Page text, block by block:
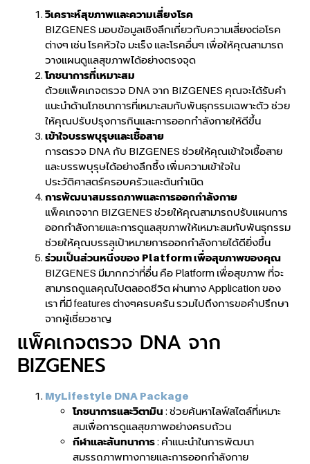
วิเคราะห์สุขภาพและความเสี่ยงโรค
BIZGENES มอบข้อมูลเชิงลึกเกี่ยวกับความเสี่ยงต่อโรค
ต่างๆ เช่น โรคหัวใจ มะเร็ง และโรคอื่นๆ เพื่อให้คุณสามารถ
วางแผนดูแลสุขภาพได้อย่างตรงจุด
โภชนาการที่เหมาะสม
ด้วยแพ็คเกจตรวจ DNA จาก BIZGENES คุณจะได้รับคำ
แนะนำด้านโภชนาการที่เหมาะสมกับพันธุกรรมเฉพาะตัว ช่วย
ให้คุณปรับปรุงการกินและการออกกำลังกายให้ดีขึ้น
เข้าใจบรรพบุรุษและเชื้อสาย
การตรวจ DNA กับ BIZGENES ช่วยให้คุณเข้าใจเชื้อสาย
และบรรพบุรุษได้อย่างลึกซึ้ง เพิ่มความเข้าใจใน
ประวัติศาสตร์ครอบครัวและต้นกำเนิด
การพัฒนาสมรรถภาพและการออกกำลังกาย
แพ็คเกจจาก BIZGENES ช่วยให้คุณสามารถปรับแผนการ
ออกกำลังกายและการดูแลสุขภาพให้เหมาะสมกับพันธุกรรม
ช่วยให้คุณบรรลุเป้าหมายการออกกำลังกายได้ดียิ่งขึ้น
ร่วมเป็นส่วนหนึ่งของ Platform เพื่อสุขภาพของคุณ
BIZGENES มีมากกว่าที่อื่น คือ Platform เพื่อสุขภาพ ที่จะ
สามารถดูแลคุณไปตลอดชีวิต ผ่านทาง Application ของ
เรา ที่มี features ต่างๆครบครัน รวมไปถึงการขอคำปรึกษา
จากผู้เชี่ยวชาญ
แพ็คเกจตรวจ DNA จาก
BIZGENES
MyLifestyle DNA Package
โภชนาการและวิตามิน : ช่วยค้นหาไลฟ์สไตล์ที่เหมาะ
สมเพื่อการดูแลสุขภาพอย่างครบถ้วน
กีฬาและสันทนาการ: คำแนะนำในการพัฒนา
สมรรถภาพทางกายและการออกกำลังกาย